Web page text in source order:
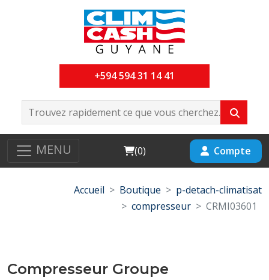
+594 594 31 14 41
MENU Cart
(0) Compte
Accueil Boutique
p-detach-climatisat
compresseur
CRMI03601
Compresseur Groupe